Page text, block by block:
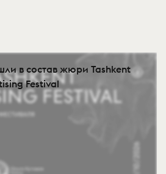
в состав жюри Tashkent
Festival